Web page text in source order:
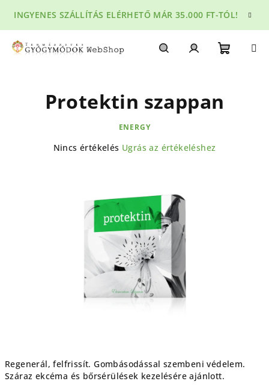
fő
tartalomhoz
INGYENES SZÁLLÍTÁS ELÉRHETŐ MÁR 35.000 FT-TÓL!
Regenerál, felfrissít. Gombásodással szembeni védelem.
Száraz ekcéma és bőrsérülések kezelésére ajánlott.
Protektin szappan
ENERGY
A
Nincs értékelés Ugrás az értékeléshez